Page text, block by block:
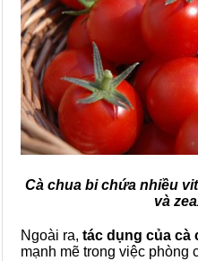
Cà chua bi chứa nhiều
và
Ngoài ra, tác dụng của cà
mạnh mẽ trong việc phòng